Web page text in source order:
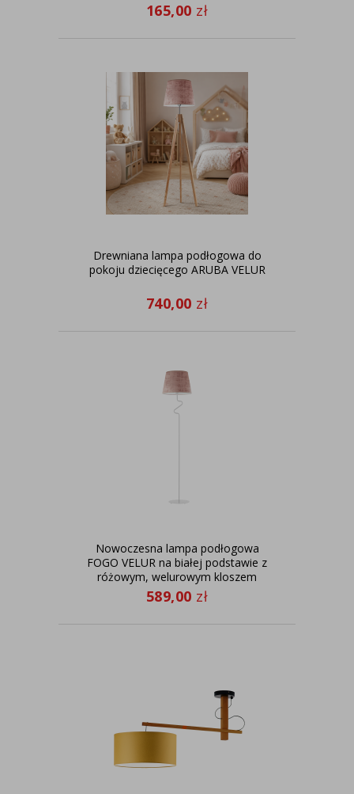
165,00 zł
Drewniana lampa podłogowa do
pokoju dziecięcego ARUBA VELUR
740,00 zł
Nowoczesna lampa podłogowa
FOGO VELUR na białej podstawie z
różowym, welurowym kloszem
589,00 zł